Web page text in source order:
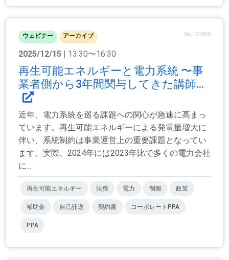
ウェビナー アーカイブ No.154980
2025/12/15 | 13:30〜16:30
再生可能エネルギーと電力系統 〜事
業者側から3年間関与してきた講師...
近年、電力系統を巡る課題への関心が急速に高まっ
ています。再生可能エネルギーによる発電量増大に
伴い、系統制約は事業運営上の重要課題となってい
ます。実際、2024年には2023年比で多くの電力会社
に...
再生可能エネルギー 法務 電力 制御 政策
補助金 自己託送 契約書 コーポレートPPA
PPA